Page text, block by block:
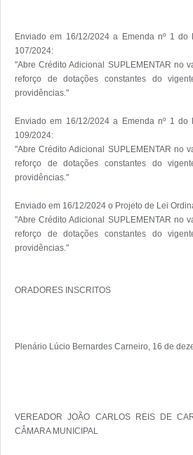
Enviado em 16/12/2024 a Emenda nº 1 do
107/2024:
"Abre Crédito Adicional SUPLEMENTAR no
reforço de dotações constantes do
providências."
Enviado em 16/12/2024 a Emenda nº 1 do
109/2024:
"Abre Crédito Adicional SUPLEMENTAR no
reforço de dotações constantes do
providências."
Enviado em 16/12/2024 o Projeto de Lei
"Abre Crédito Adicional SUPLEMENTAR no
reforço de dotações constantes do
providências."
ORADORES INSCRITOS
Plenário Lúcio Bernardes Carneiro, 16 de
VEREADOR JOÃO CARLOS REIS DE